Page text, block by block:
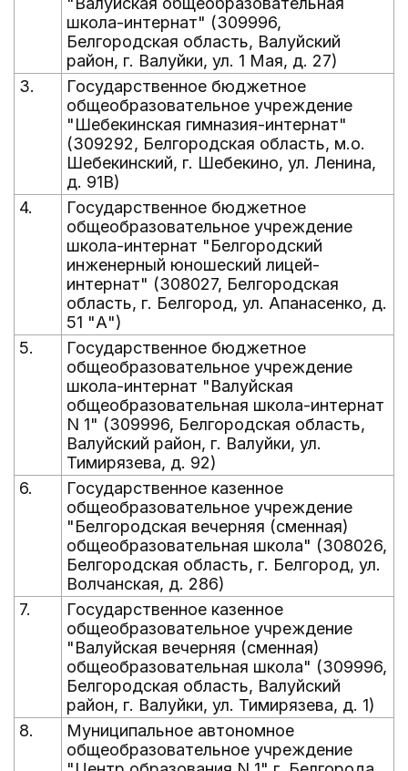
школа-интернат" (309996,
Белгородская область, Валуйский
район, г. Валуйки, ул. 1 Мая, д. 27)
3.
Государственное бюджетное
общеобразовательное учреждение
"Шебекинская гимназия-интернат"
(309292, Белгородская область, м.о.
Шебекинский, г. Шебекино, ул. Ленина,
д. 91В)
4.
Государственное бюджетное
общеобразовательное учреждение
школа-интернат "Белгородский
инженерный юношеский лицей-
интернат" (308027, Белгородская
область, г. Белгород, ул. Апанасенко, д.
51 "А")
5.
Государственное бюджетное
общеобразовательное учреждение
школа-интернат "Валуйская
общеобразовательная школа-интернат
N 1" (309996, Белгородская область,
Валуйский район, г. Валуйки, ул.
Тимирязева, д. 92)
6.
Государственное казенное
общеобразовательное учреждение
"Белгородская вечерняя (сменная)
общеобразовательная школа" (308026,
Белгородская область, г. Белгород, ул.
Волчанская, д. 286)
7.
Государственное казенное
общеобразовательное учреждение
"Валуйская вечерняя (сменная)
общеобразовательная школа" (309996,
Белгородская область, Валуйский
район, г. Валуйки, ул. Тимирязева, д. 1)
8.
Муниципальное автономное
общеобразовательное учреждение